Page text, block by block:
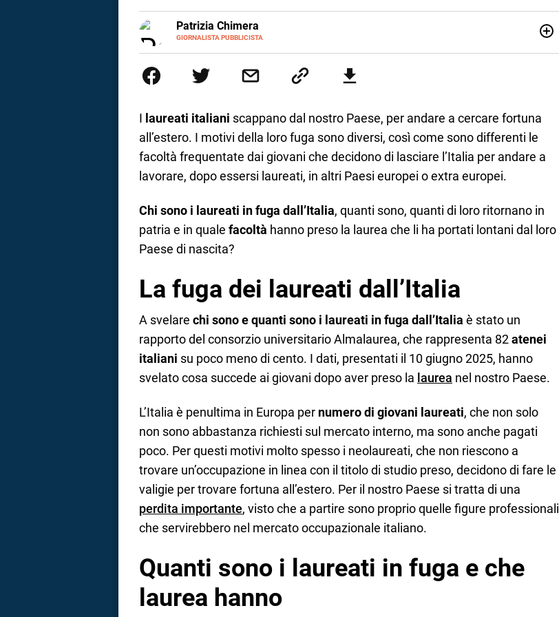
Patrizia Chimera
GIORNALISTA PUBBLICISTA
E-
MAIL
LINKEDIN
comunicazione specializzandosi nella scrittura di articoli sul mondo scolastico.
I laureati italiani scappano dal nostro Paese, per andare a cercare fortuna
all’estero. I motivi della loro fuga sono diversi, così come sono differenti le
facoltà frequentate dai giovani che decidono di lasciare l’Italia per andare a
lavorare, dopo essersi laureati, in altri Paesi europei o extra europei.
Chi sono i laureati in fuga dall’Italia, quanti sono, quanti di loro ritornano in
patria e in quale facoltà hanno preso la laurea che li ha portati lontani dal loro
Paese di nascita?
La fuga dei laureati dall’Italia
A svelare chi sono e quanti sono i laureati in fuga dall’Italia è stato un
rapporto del consorzio universitario Almalaurea, che rappresenta 82atenei
italiani su poco meno di cento. I dati, presentati il 10 giugno 2025, hanno
svelato cosa succede ai giovani dopo aver preso la laurea nel nostro Paese.
L’Italia è penultima in Europa per numero di giovani laureati, che non solo
non sono abbastanza richiesti sul mercato interno, ma sono anche pagati
poco. Per questi motivi molto spesso i neolaureati, che non riescono a
trovare un’occupazione in linea con il titolo di studio preso, decidono di fare le
valigie per trovare fortuna all’estero. Per il nostro Paese si tratta di una
perdita importante, visto che a partire sono proprio quelle figure professionali
che servirebbero nel mercato occupazionale italiano.
Quanti sono i laureati in fuga e che
laurea hanno